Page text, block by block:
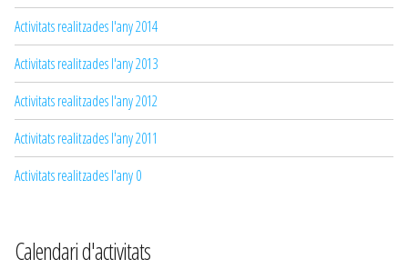
Activitats realitzades l'any 2014
Activitats realitzades l'any 2013
Activitats realitzades l'any 2012
Activitats realitzades l'any 2011
Activitats realitzades l'any 0
Calendari d'activitats